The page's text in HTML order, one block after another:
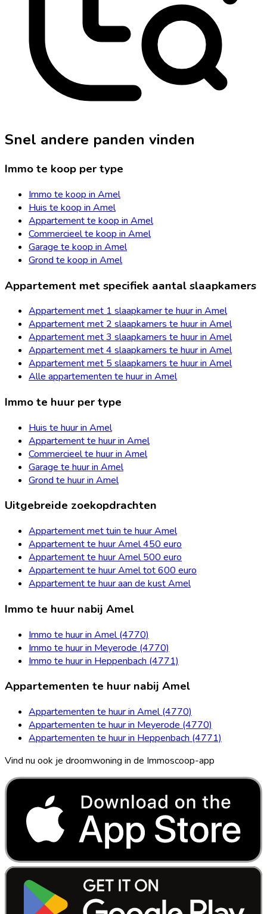
Snel andere panden vinden
Immo te koop per type
Immo te koop in Amel
Huis te koop in Amel
Appartement te koop in Amel
Commercieel te koop in Amel
Garage te koop in Amel
Grond te koop in Amel
Appartement met specifiek aantal slaapkamers
Appartement met 1 slaapkamer te huur in Amel
Appartement met 2 slaapkamers te huur in Amel
Appartement met 3 slaapkamers te huur in Amel
Appartement met 4 slaapkamers te huur in Amel
Appartement met 5 slaapkamers te huur in Amel
Alle appartementen te huur in Amel
Immo te huur per type
Huis te huur in Amel
Appartement te huur in Amel
Commercieel te huur in Amel
Garage te huur in Amel
Grond te huur in Amel
Uitgebreide zoekopdrachten
Appartement met tuin te huur Amel
Appartement te huur Amel 450 euro
Appartement te huur Amel 500 euro
Appartement te huur Amel tot 600 euro
Appartement te huur aan de kust Amel
Immo te huur nabij Amel
Immo te huur in Amel (4770)
Immo te huur in Meyerode (4770)
Immo te huur in Heppenbach (4771)
Appartementen te huur nabij Amel
Appartementen te huur in Amel (4770)
Appartementen te huur in Meyerode (4770)
Appartementen te huur in Heppenbach (4771)
Vind nu ook je droomwoning in de Immoscoop-app